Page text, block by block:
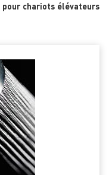
pour chariots élévateurs